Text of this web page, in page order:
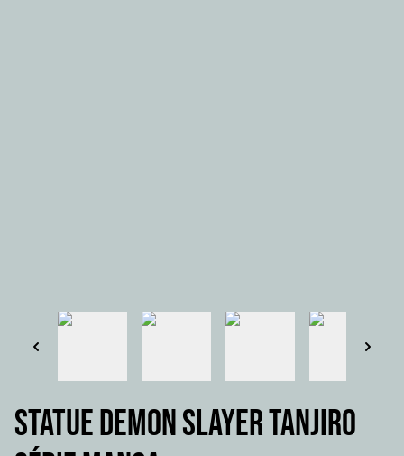
Statue DEMON SLAYER TANJIRO